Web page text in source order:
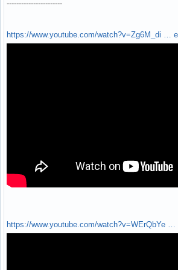
-----------------------
https://www.youtube.com/watch?v=Zg6M_di …
https://www.youtube.com/watch?v=WErQbYe …